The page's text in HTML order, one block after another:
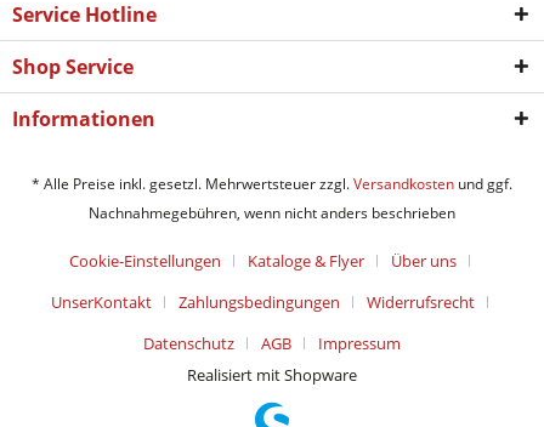
Service Hotline
Shop Service
Informationen
* Alle Preise inkl. gesetzl. Mehrwertsteuer zzgl.Versandkosten und ggf.
Nachnahmegebühren, wenn nicht anders beschrieben
Cookie-Einstellungen Kataloge & Flyer
Über uns
UnserKontakt
Zahlungsbedingungen
Widerrufsrecht
Datenschutz
AGB
Impressum
Realisiert mit Shopware